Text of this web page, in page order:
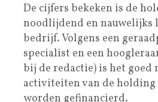
De cijfers bekeken is de
noodlijdend en nauwelijks
bedrijf. Volgens een
specialist en een
bij de redactie) is het goed
activiteiten van de
worden gefinancierd.